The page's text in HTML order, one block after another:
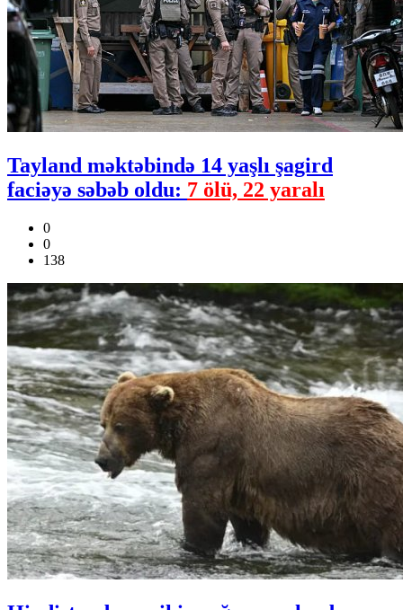
Tayland məktəbində 14 yaşlı şagird
faciəyə səbəb oldu: 7 ölü, 22 yaralı
0
0
138